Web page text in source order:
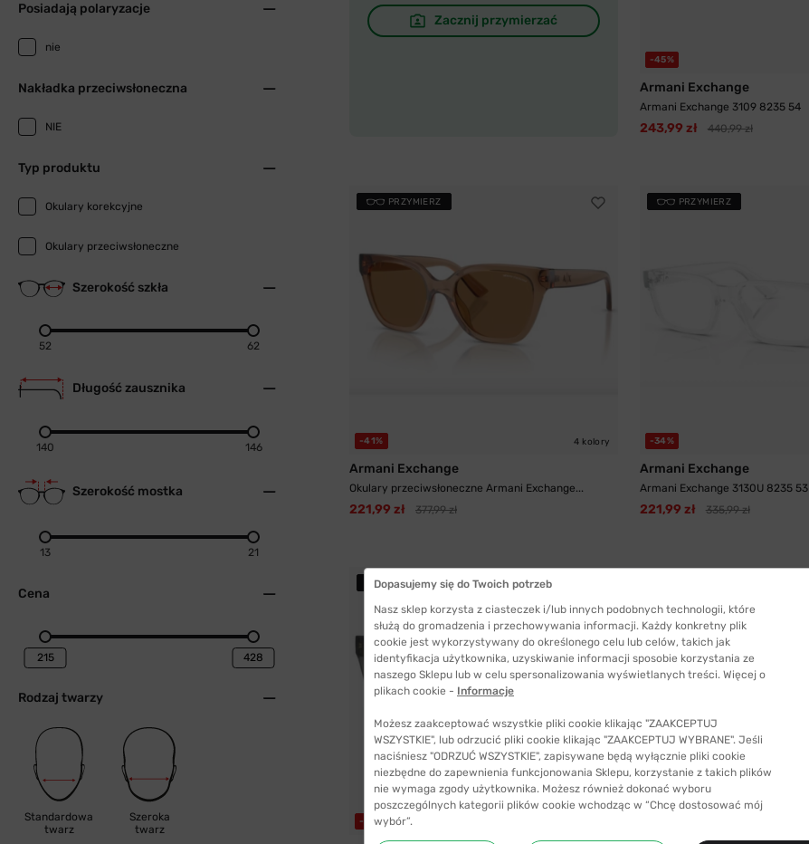
Posiadają polaryzacje
nie
Nakładka przeciwsłoneczna
NIE
Typ produktu
Okulary korekcyjne
Okulary przeciwsłoneczne
Szerokość szkła
52 62
Długość zausznika
140 146
Szerokość mostka
13 21
Cena
Rodzaj twarzy
Standardowa
twarz
Szeroka
twarz
Zacznij przymierzać
-45%
Armani Exchange
Armani Exchange 3109 8235 54
243,99 zł 440,99 zł
PRZYMIERZ
-41% 4 kolory
Armani Exchange
Okulary przeciwsłoneczne Armani Exchange...
221,99 zł 377,99 zł
PRZYMIERZ
-34%
Armani Exchange
Armani Exchange 3130U 8235 53
221,99 zł 335,99 zł
PRZYMIERZ
-41%
Dopasujemy się do Twoich potrzeb
Nasz sklep korzysta z ciasteczek i/lub innych podobnych technologii, które
służą do gromadzenia i przechowywania informacji. Każdy konkretny plik
cookie jest wykorzystywany do określonego celu lub celów, takich jak
identyfikacja użytkownika, uzyskiwanie informacji sposobie korzystania ze
naszego Sklepu lub w celu spersonalizowania wyświetlanych treści. Więcej o
plikach cookie - Informacje
Możesz zaakceptować wszystkie pliki cookie klikając "ZAAKCEPTUJ
WSZYSTKIE", lub odrzucić pliki cookie klikając "ZAAKCEPTUJ WYBRANE". Jeśli
naciśniesz "ODRZUĆ WSZYSTKIE", zapisywane będą wyłącznie pliki cookie
niezbędne do zapewnienia funkcjonowania Sklepu, korzystanie z takich plików
nie wymaga zgody użytkownika. Możesz również dokonać wyboru
poszczególnych kategorii plików cookie wchodząc w “Chcę dostosować mój
wybór”.